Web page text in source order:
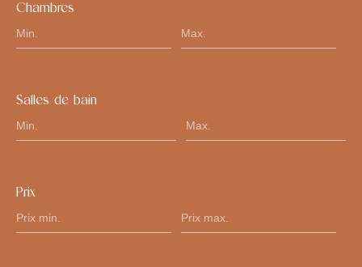
Chambres
Salles de bain
Prix